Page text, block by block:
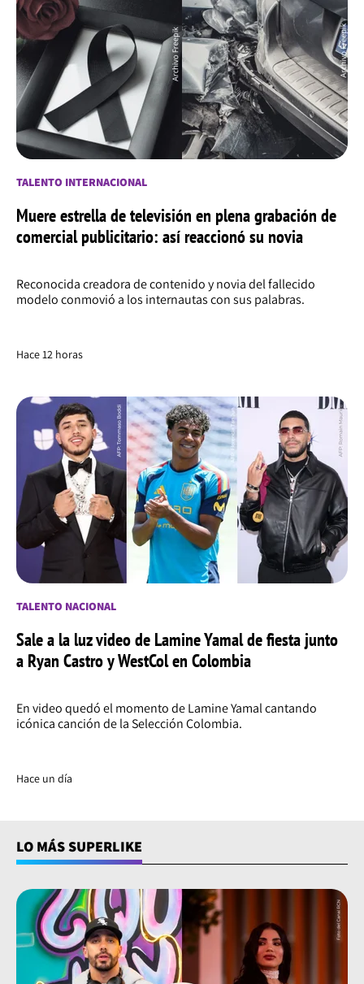
TALENTO INTERNACIONAL
Muere estrella de televisión en plena grabación de
comercial publicitario: así reaccionó su novia
Reconocida creadora de contenido y novia del fallecido
modelo conmovió a los internautas con sus palabras.
Hace 12 horas
TALENTO NACIONAL
Sale a la luz video de Lamine Yamal de fiesta junto
a Ryan Castro y WestCol en Colombia
En video quedó el momento de Lamine Yamal cantando
icónica canción de la Selección Colombia.
Hace un día
LO MÁS SUPERLIKE